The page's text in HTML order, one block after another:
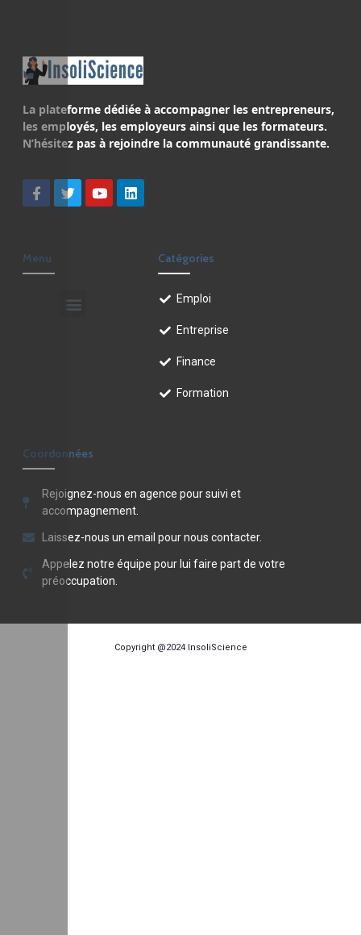
La plateforme dédiée à accompagner les entrepreneurs,
les employés, les employeurs ainsi que les formateurs.
N’hésitez pas à rejoindre la communauté grandissante.
Menu Catégories
Emploi
Entreprise
Finance
Formation
Coordonnées
Rejoignez-nous en agence pour suivi et
accompagnement.
Laissez-nous un email pour nous contacter.
Appelez notre équipe pour lui faire part de votre
préoccupation.
Copyright @2024 InsoliScience